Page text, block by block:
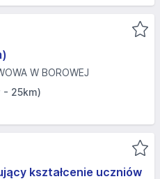
W BOROWEJ
- 25km)
kształcenie uczniów